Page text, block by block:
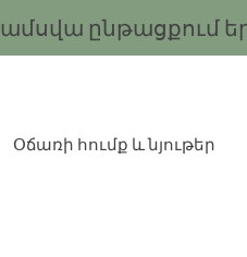
ամսվա ընթացքում
Օճառի հումք և նյութեր